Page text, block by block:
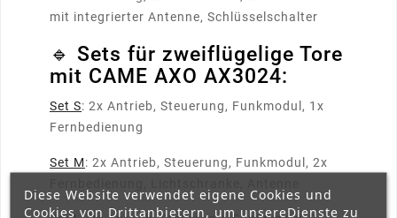
mit integrierter Antenne, Schlüsselschalter
🔹 Sets für zweiflügelige Tore
mit CAME AXO AX3024:
Set S: 2x Antrieb, Steuerung, Funkmodul, 1x
Fernbedienung
Set M: 2x Antrieb, Steuerung, Funkmodul, 2x
Diese Website verwendet eigene Cookies und
Cookies von Drittanbietern, um unsereDienste zu